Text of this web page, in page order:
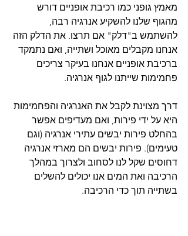
מאמץ גופני כמו רכיבת אופניים דורש
מהגוף שלנו להשקיע אנרגיה רבה,
להשתמש ב"דלק" אם תרצו. את הדלק הזה
אנחנו מקבלים מאוכל ושתייה, ואם נתמקד
ברכיבת אופניים אנחנו בעיקר צריכים
פחמימות שייתנו לגוף אנרגיה.
דרך מצוינת לקבל את האנרגיה והפחמימות
היא על ידי פירות, ואם מעדיפים אפשר
בהחלט פירות יבשים עתירי אנרגיה (וגם
טעימים). פירות יבשים הם מארזי אנרגיה
דחוסים שקל לנו לסחוב ולצרוך במהלך
הרכיבה ואת המים אנו יכולים להשלים
בשתייה תוך כדי הרכיבה.